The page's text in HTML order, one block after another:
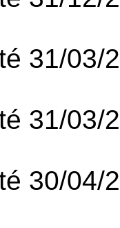
31/03/
31/03/
30/04/